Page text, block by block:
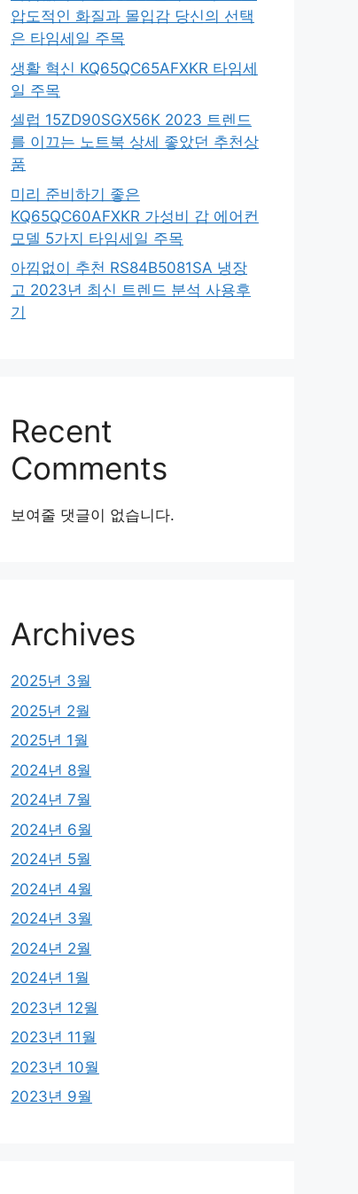
압도적인 화질과 몰입감 당신의 선택
은 타임세일 주목
생활 혁신 KQ65QC65AFXKR 타임세
일 주목
셀럽 15ZD90SGX56K 2023 트렌드
를 이끄는 노트북 상세 좋았던 추천상
품
미리 준비하기 좋은
KQ65QC60AFXKR 가성비 갑 에어컨
모델 5가지 타임세일 주목
아낌없이 추천 RS84B5081SA 냉장
고 2023년 최신 트렌드 분석 사용후
기
Recent
Comments
보여줄 댓글이 없습니다.
Archives
2025년 3월
2025년 2월
2025년 1월
2024년 8월
2024년 7월
2024년 6월
2024년 5월
2024년 4월
2024년 3월
2024년 2월
2024년 1월
2023년 12월
2023년 11월
2023년 10월
2023년 9월